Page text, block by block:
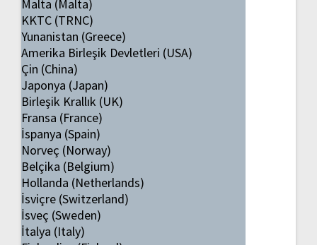
Malta (Malta)
KKTC (TRNC)
Yunanistan (Greece)
Amerika Birleşik Devletleri (USA)
Çin (China)
Japonya (Japan)
Birleşik Krallık (UK)
Fransa (France)
İspanya (Spain)
Norveç (Norway)
Belçika (Belgium)
Hollanda (Netherlands)
İsviçre (Switzerland)
İsveç (Sweden)
İtalya (Italy)